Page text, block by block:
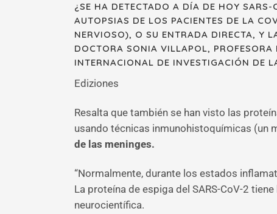
¿SE HA DETECTADO A DÍA DE HOY SARS-
AUTOPSIAS DE LOS PACIENTES DE LA
NERVIOSO), O SU ENTRADA DIRECTA, Y
DOCTORA SONIA VILLAPOL,
INTERNACIONAL DE INVESTIGACIÓN DE
Ediziones
Resalta que también se han visto las
usando técnicas inmunohistoquímicas (un
de las meninges.
“Normalmente, durante los estados
La proteína de espiga del SARS-CoV-2
neurocientífica.